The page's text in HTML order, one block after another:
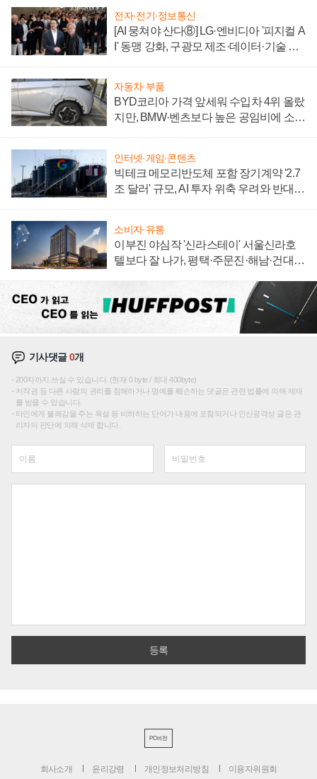
전자·전기·정보통신
[AI 뭉쳐야 산다⑧] LG·엔비디아 '피지컬 A
I' 동맹 강화, 구광모 제조·데이터·기술 결
자동차·부품
BYD코리아 가격 앞세워 수입차 4위 올랐
지만, BMW·벤츠보다 높은 공임비에 소비
인터넷·게임·콘텐츠
빅테크 메모리반도체 포함 장기계약 '2.7
조 달러' 규모, AI 투자 위축 우려와 반대
소비자·유통
이부진 야심작 '신라스테이' 서울신라호
텔보다 잘 나가, 평택·주문진·해남·건대로
기사댓글0개
200자까지 쓰실 수 있습니다. (현재 0 byte / 최대 400byte)
저작권 등 다른 사람의 권리를 침해하거나 명예를 훼손하는 댓글은 관련 법률에 의해 제재
를 받을 수 있습니다.
타인에게 불쾌감을 주는 욕설 등 비하하는 단어가 내용에 포함되거나 인신공격성 글은 관
리자의 판단에 의해 삭제 합니다.
PC버전
회사소개 윤리강령 개인정보처리방침 이용자위원회